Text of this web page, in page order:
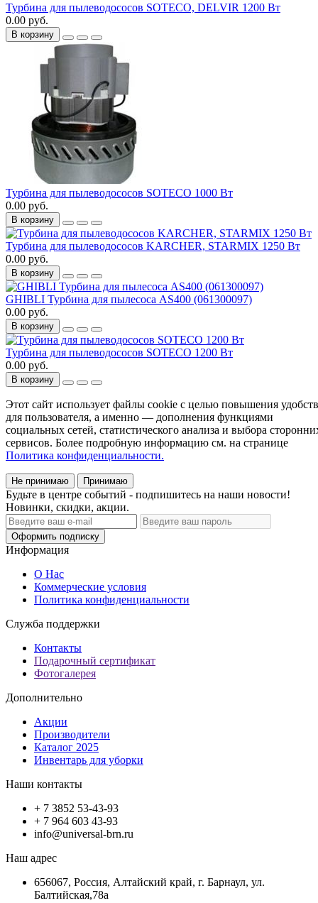
Турбина для пылеводососов SOTECO, DELVIR 1200 Вт
0.00 руб.
В корзину
Турбина для пылеводососов SOTECO 1000 Вт
0.00 руб.
В корзину
Турбина для пылеводососов KARCHER, STARMIX 1250 Вт
0.00 руб.
В корзину
GHIBLI Турбина для пылесоса AS400 (061300097)
0.00 руб.
В корзину
Турбина для пылеводососов SOTECO 1200 Вт
0.00 руб.
В корзину
Этот сайт использует файлы cookie с целью повышения
для пользователя, а именно — дополнения функциями
социальных сетей, статистического анализа и выбора
сервисов. Более подробную информацию см. на странице
Политика конфиденциальности.
Не принимаю Принимаю
Будьте в центре событий - подпишитесь на наши новости!
Новинки, скидки, акции.
Оформить подписку
Информация
О Нас
Коммерческие условия
Политика конфиденциальности
Служба поддержки
Контакты
Подарочный сертификат
Фотогалерея
Дополнительно
Акции
Производители
Каталог 2025
Инвентарь для уборки
Наши контакты
+ 7 3852 53-43-93
+ 7 964 603 43-93
info@universal-brn.ru
Наш адрес
656067, Россия, Алтайский край, г. Барнаул, ул.
Балтийская,78а